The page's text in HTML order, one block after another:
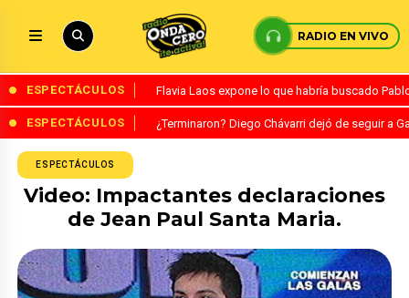
RADIO EN VIVO
ESPECTÁCULOS Flavia Laos expone lo que habría buscado
ESPECTÁCULOS ¿Terminaron? Diego Chávarri dejó de seguir a
ESPECTÁCULOS
Video: Impactantes declaraciones
de Jean Paul Santa Maria.